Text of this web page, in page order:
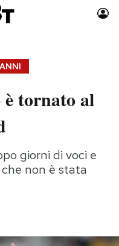
Moda
Consumismi
Storie/Idee
Ok Boomer!
Mondiali calcio 2026
tornato al
giorni di voci e
non è stata